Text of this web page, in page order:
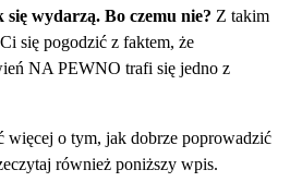
wydarzą. Bo czemu nie? Z takim
się pogodzić z faktem, że
NA PEWNO trafi się jedno z
więcej o tym, jak dobrze poprowadzić
również poniższy wpis.